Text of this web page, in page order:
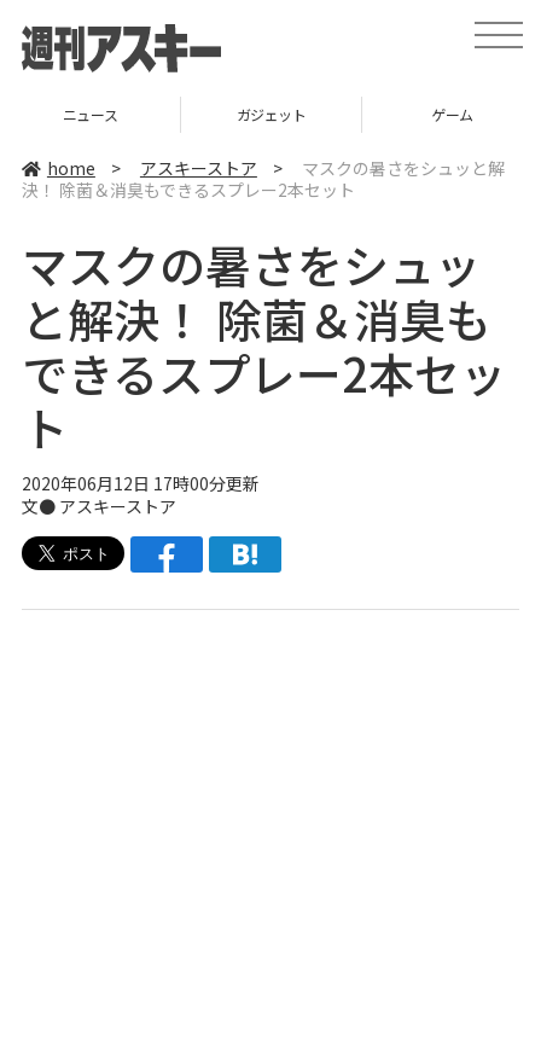
t
o
v
ニュース ガジェット ゲーム
home > アスキーストア >
マスクの暑さをシュッと解
決！ 除菌＆消臭もできるスプレー2本セット
マスクの暑さをシュッ
と解決！ 除菌＆消臭も
できるスプレー2本セッ
ト
2020年06月12日 17時00分更新
文● アスキーストア